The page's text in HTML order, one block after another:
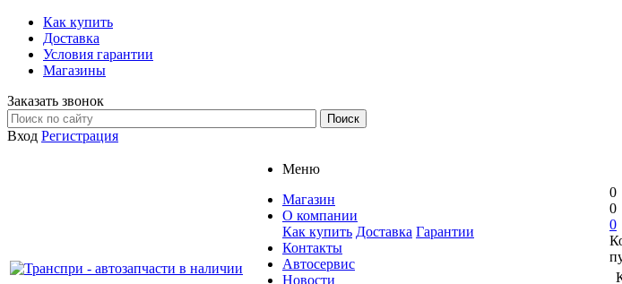
Как купить
Доставка
Условия гарантии
Магазины
Заказать звонок
Вход Регистрация
Меню
Магазин
О компании
Как купить Доставка Гарантии
Контакты
Автосервис
Новости
0
0
0